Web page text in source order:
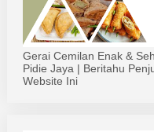
Gerai Cemilan Enak &
Pidie Jaya | Beritahu
Website Ini